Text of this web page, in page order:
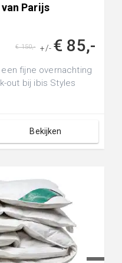
Parijs
+/- € 85,-
€ 150,-
fijne overnachting
out bij ibis Styles
Bekijken